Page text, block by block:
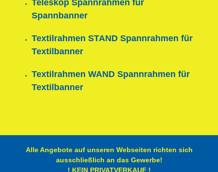
Teleskop Spannrahmen für
Spannbanner
Textilrahmen STAND Spannrahmen für
Textilbanner
Textilrahmen WAND Spannrahmen für
Textilbanner
Alle Angebote auf unseren Webseiten richten sich
ausschließlich an das Gewerbe!
! KEIN PRIVATVERKAUF !